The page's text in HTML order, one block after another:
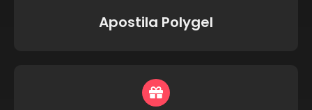
Apostila Polygel